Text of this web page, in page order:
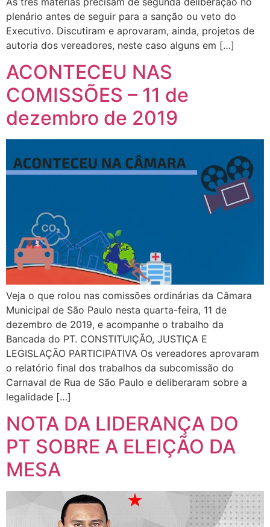
plenário antes de seguir para a sanção ou veto do
Executivo. Discutiram e aprovaram, ainda, projetos de
autoria dos vereadores, neste caso alguns em […]
ACONTECEU NAS
COMISSÕES – 11 de
dezembro de 2019
Veja o que rolou nas comissões ordinárias da Câmara
Municipal de São Paulo nesta quarta-feira, 11 de
dezembro de 2019, e acompanhe o trabalho da
Bancada do PT. CONSTITUIÇÃO, JUSTIÇA E
LEGISLAÇÃO PARTICIPATIVA Os vereadores aprovaram
o relatório final dos trabalhos da subcomissão do
Carnaval de Rua de São Paulo e deliberaram sobre a
legalidade […]
NOTA DA LIDERANÇA DO
PT SOBRE A ELEIÇÃO DA
MESA